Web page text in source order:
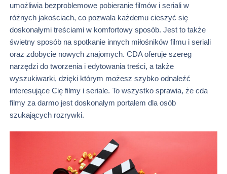
umożliwia bezproblemowe pobieranie filmów i seriali w
różnych jakościach, co pozwala każdemu cieszyć się
doskonałymi treściami w komfortowy sposób. Jest to także
świetny sposób na spotkanie innych miłośników filmu i seriali
oraz zdobycie nowych znajomych. CDA oferuje szereg
narzędzi do tworzenia i edytowania treści, a także
wyszukiwarki, dzięki którym możesz szybko odnaleźć
interesujące Cię filmy i seriale. To wszystko sprawia, że cda
filmy za darmo jest doskonałym portalem dla osób
szukających rozrywki.